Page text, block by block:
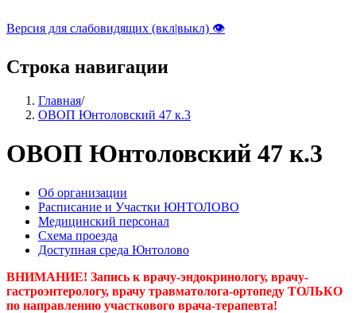
Версия для слабовидящих (вкл|выкл) 👁
Строка навигации
Главная/
ОВОП Юнтоловский 47 к.3
ОВОП Юнтоловский 47 к.3
Об организации
Расписание и Участки ЮНТОЛОВО
Медицинский персонал
Схема проезда
Доступная среда Юнтолово
ВНИМАНИЕ! Запись к врачу-эндокринологу, врачу-
гастроэнтерологу, врачу травматолога-ортопеду ТОЛЬКО
по направлению участкового врача-терапевта!